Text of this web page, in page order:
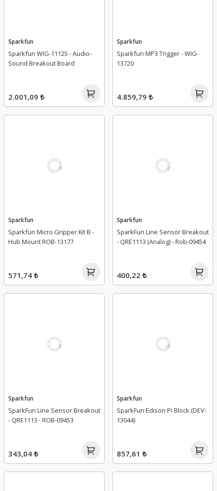
Sparkfun
Sparkfun WIG-11125 - Audio-
Sound Breakout Board
2.001,09 ₺
Sparkfun
Sparkfun MP3 Trigger - WIG-
13720
4.859,79 ₺
Sparkfun
Sparkfun Micro Gripper Kit B -
Hub Mount ROB-13177
571,74 ₺
Sparkfun
SparkFun Line Sensor Breakout
- QRE1113 (Analog) - Rob-09454
400,22 ₺
Sparkfun
SparkFun Line Sensor Breakout
- QRE1113 - ROB-09453
343,04 ₺
Sparkfun
SparkFun Edison Pi Block (DEV-
13044)
857,61 ₺